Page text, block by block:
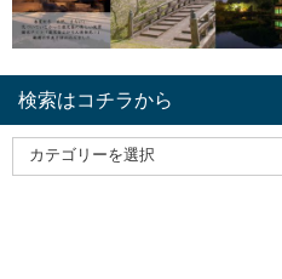
検索はコチラから